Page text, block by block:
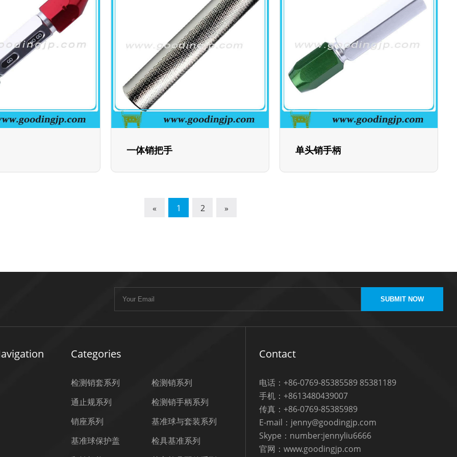
一体销把手 单头销手柄
« 1 2 »
SUBMIT NOW
Categories
检测销套系列
检测销系列
通止规系列
检测销手柄系列
销座系列
基准球与套装系列
基准球保护盖
检具基准系列
Contact
电话：+86-0769-85385589 85381189
手机：+8613480439007
传真：+86-0769-85385989
E-mail：jenny@goodingjp.com
Skype：number:jennyliu6666
官网：www.goodingjp.com